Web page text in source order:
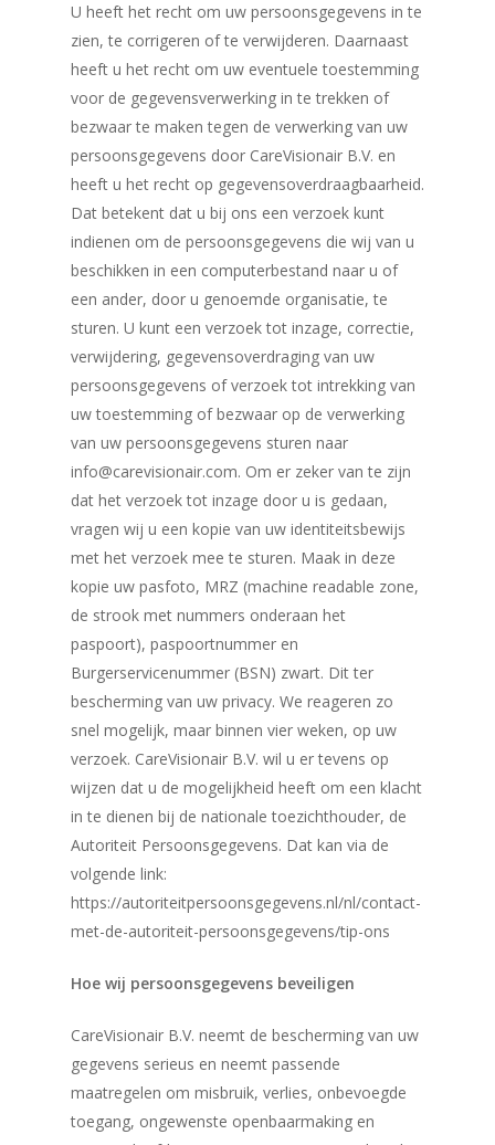
U heeft het recht om uw persoonsgegevens in te
zien, te corrigeren of te verwijderen. Daarnaast
heeft u het recht om uw eventuele toestemming
voor de gegevensverwerking in te trekken of
bezwaar te maken tegen de verwerking van uw
persoonsgegevens door CareVisionair B.V. en
heeft u het recht op gegevensoverdraagbaarheid.
Dat betekent dat u bij ons een verzoek kunt
indienen om de persoonsgegevens die wij van u
beschikken in een computerbestand naar u of
een ander, door u genoemde organisatie, te
sturen. U kunt een verzoek tot inzage, correctie,
verwijdering, gegevensoverdraging van uw
persoonsgegevens of verzoek tot intrekking van
uw toestemming of bezwaar op de verwerking
van uw persoonsgegevens sturen naar
info@carevisionair.com. Om er zeker van te zijn
dat het verzoek tot inzage door u is gedaan,
vragen wij u een kopie van uw identiteitsbewijs
met het verzoek mee te sturen. Maak in deze
kopie uw pasfoto, MRZ (machine readable zone,
de strook met nummers onderaan het
paspoort), paspoortnummer en
Burgerservicenummer (BSN) zwart. Dit ter
bescherming van uw privacy. We reageren zo
snel mogelijk, maar binnen vier weken, op uw
verzoek. CareVisionair B.V. wil u er tevens op
wijzen dat u de mogelijkheid heeft om een klacht
in te dienen bij de nationale toezichthouder, de
Autoriteit Persoonsgegevens. Dat kan via de
volgende link:
https://autoriteitpersoonsgegevens.nl/nl/contact-
met-de-autoriteit-persoonsgegevens/tip-ons
Hoe wij persoonsgegevens beveiligen
CareVisionair B.V. neemt de bescherming van uw
gegevens serieus en neemt passende
maatregelen om misbruik, verlies, onbevoegde
toegang, ongewenste openbaarmaking en